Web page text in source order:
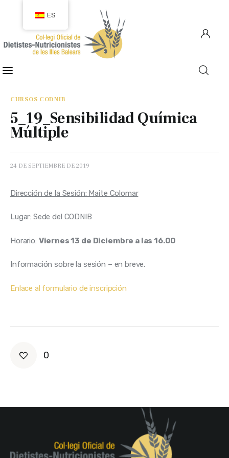
COLEGIADOS
EMPLEO
CURSOS CODNIB
5_19_Sensibilidad Química
Múltiple
24 DE SEPTIEMBRE DE 2019
Dirección de la Sesión: Maite Colomar
Lugar: Sede del CODNIB
Horario: Viernes 13 de Diciembre a las 16.00
Información sobre la sesión – en breve.
Enlace al formulario de inscripción
0
ES